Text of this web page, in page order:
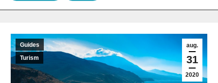
aug.
31
2020
Guides
Turism